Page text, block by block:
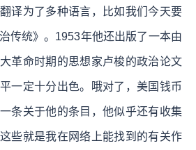
译为了多种语言，比如我们今天要
传统》。1953年他还出版了一本由
革命时期的思想家卢梭的政治论文
一定十分出色。哦对了，美国钱币
条关于他的条目，他似乎还有收集
些就是我在网络上能找到的有关作